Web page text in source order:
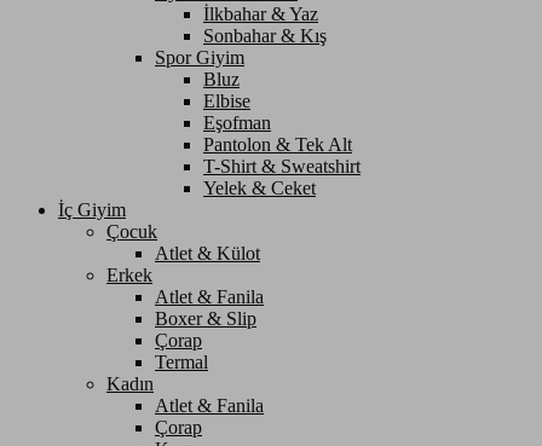
İlkbahar & Yaz
Sonbahar & Kış
Spor Giyim
Bluz
Elbise
Eşofman
Pantolon & Tek Alt
T-Shirt & Sweatshirt
Yelek & Ceket
İç Giyim
Çocuk
Atlet & Külot
Erkek
Atlet & Fanila
Boxer & Slip
Çorap
Termal
Kadın
Atlet & Fanila
Çorap